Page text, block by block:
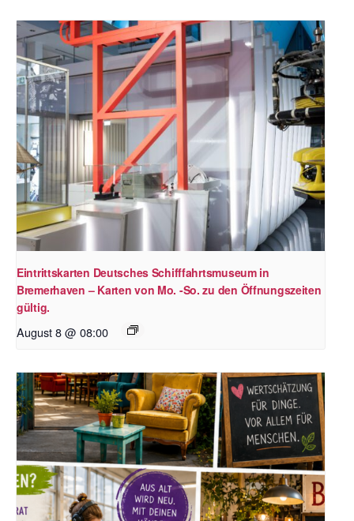
Eintrittskarten Deutsches Schifffahrtsmuseum in
Bremerhaven – Karten von Mo. -So. zu den Öffnungszeiten
gültig.
August 8 @ 08:00